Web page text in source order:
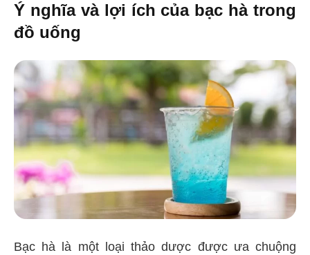
Ý nghĩa và lợi ích của bạc hà trong
đồ uống
Bạc hà là một loại thảo dược được ưa chuộng